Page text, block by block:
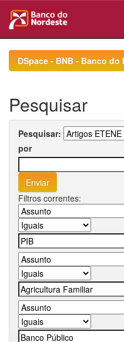
navigationDSpace - BNB - Banco
Pesquisar
Pesquisar:
por
Filtros correntes: